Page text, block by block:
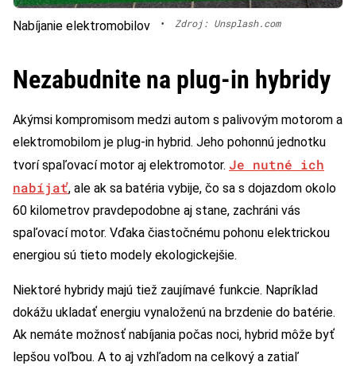
Nabíjanie elektromobilov • Zdroj: Unsplash.com
Nezabudnite na plug-in hybridy
Akýmsi kompromisom medzi autom s palivovým motorom a
elektromobilom je plug-in hybrid. Jeho pohonnú jednotku
tvorí spaľovací motor aj elektromotor. Je nutné ich
nabíjať, ale ak sa batéria vybije, čo sa s dojazdom okolo
60 kilometrov pravdepodobne aj stane, zachráni vás
spaľovací motor. Vďaka čiastočnému pohonu elektrickou
energiou sú tieto modely ekologickejšie.
Niektoré hybridy majú tiež zaujímavé funkcie. Napríklad
dokážu ukladať energiu vynaloženú na brzdenie do batérie.
Ak nemáte možnosť nabíjania počas noci, hybrid môže byť
lepšou voľbou. A to aj vzhľadom na celkový a zatiaľ